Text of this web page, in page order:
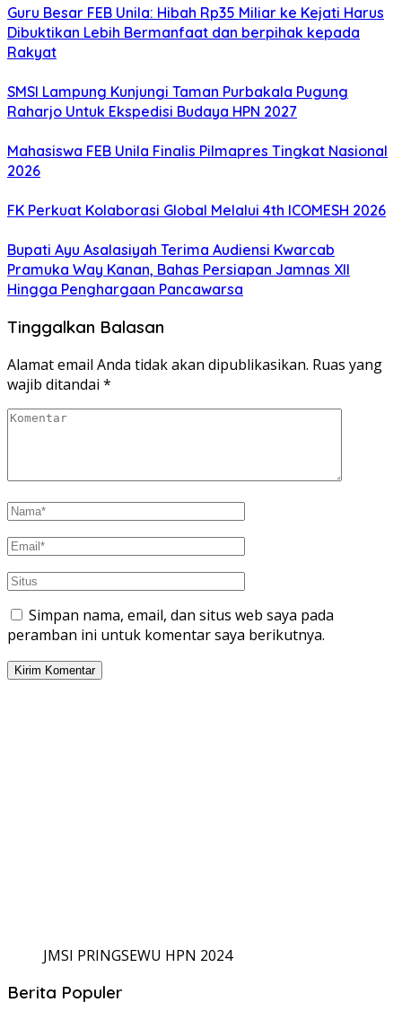
Guru Besar FEB Unila: Hibah Rp35 Miliar ke Kejati Harus
Dibuktikan Lebih Bermanfaat dan berpihak kepada
Rakyat
SMSI Lampung Kunjungi Taman Purbakala Pugung
Raharjo Untuk Ekspedisi Budaya HPN 2027
Mahasiswa FEB Unila Finalis Pilmapres Tingkat Nasional
2026
FK Perkuat Kolaborasi Global Melalui 4th ICOMESH 2026
Bupati Ayu Asalasiyah Terima Audiensi Kwarcab
Pramuka Way Kanan, Bahas Persiapan Jamnas XII
Hingga Penghargaan Pancawarsa
Tinggalkan Balasan
Alamat email Anda tidak akan dipublikasikan. Ruas yang
wajib ditandai *
Simpan nama, email, dan situs web saya pada
peramban ini untuk komentar saya berikutnya.
JMSI PRINGSEWU HPN 2024
Berita Populer